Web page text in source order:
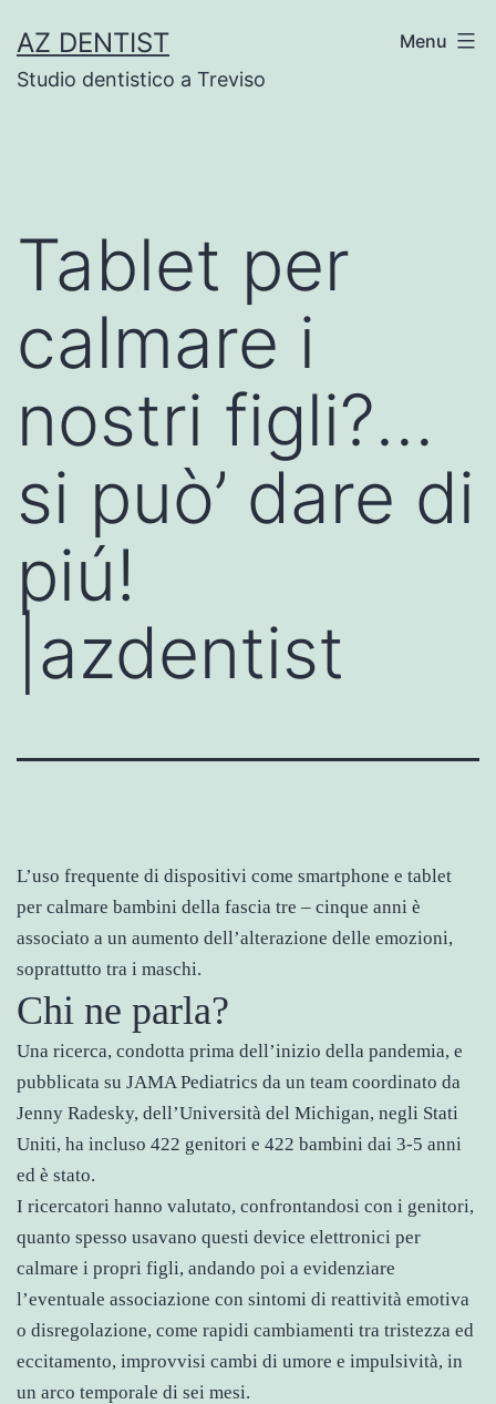
to
content
AZ DENTIST
Studio dentistico a Treviso
Menu
Tablet per
calmare i
nostri figli?…
si può’ dare di
piú!
|azdentist
L’uso frequente di dispositivi come smartphone e tablet
per calmare bambini della fascia tre – cinque anni è
associato a un aumento dell’alterazione delle emozioni,
soprattutto tra i maschi.
Chi ne parla?
Una ricerca, condotta prima dell’inizio della pandemia, e
pubblicata su JAMA Pediatrics da un team coordinato da
Jenny Radesky, dell’Università del Michigan, negli Stati
Uniti, ha incluso 422 genitori e 422 bambini dai 3-5 anni
ed è stato.
I ricercatori hanno valutato, confrontandosi con i genitori,
quanto spesso usavano questi device elettronici per
calmare i propri figli, andando poi a evidenziare
l’eventuale associazione con sintomi di reattività emotiva
o disregolazione, come rapidi cambiamenti tra tristezza ed
eccitamento, improvvisi cambi di umore e impulsività, in
un arco temporale di sei mesi.